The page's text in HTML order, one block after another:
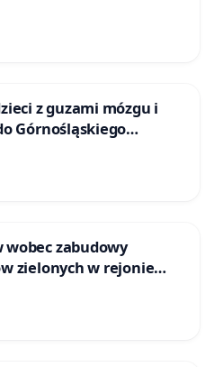
z guzami mózgu i
Górnośląskiego
w Katowicach
wobec zabudowy
zielonych w rejonie
w Bielsku-Białej